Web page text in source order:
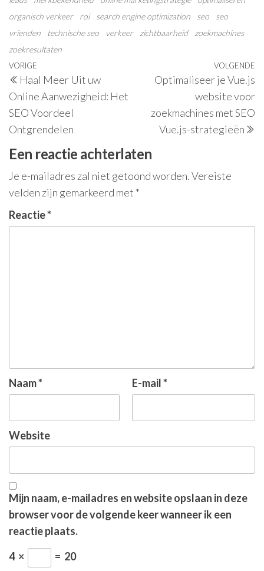
organisch verkeer
roi search engine optimization seo
seo
vrienden
technische seo verkeer zichtbaarheid
zoekmachines
zoekresultaten
Berichtnavigatie
Vorig
bericht
VORIGE
Haal Meer Uit uw
Online Aanwezigheid: Het
SEO Voordeel
Ontgrendelen
VOLGENDE
Optimaliseer je Vue.js
website voor
zoekmachines met SEO
Vue.js-strategieën
Een reactie achterlaten
Je e-mailadres zal niet getoond worden.Vereiste
velden zijn gemarkeerd met *
Reactie*
Naam* E-mail*
Website
Mijn naam, e-mailadres en website opslaan in deze
browser voor de volgende keer wanneer ik een
reactie plaats.
4 × = 20